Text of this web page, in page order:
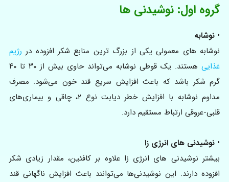
گروه اول: نوشیدنی‌ ها
• نوشابه
نوشابه‌ های معمولی یکی از بزرگ‌ ترین منابع شکر افزوده در رژیم
غذایی
هستند. یک قوطی نوشابه می‌تواند حاوی بیش از ۳۰ تا ۴۰
گرم شکر باشد که باعث افزایش سریع قند خون می‌شود. مصرف
مداوم نوشابه با افزایش خطر دیابت نوع ۲، چاقی و بیماری‌های
قلبی-عروقی ارتباط مستقیم دارد.
• نوشیدنی‌ های انرژی‌ زا
بیشتر نوشیدنی‌ های انرژی‌ زا علاوه بر کافئین، مقدار زیادی شکر
افزوده دارند. این نوشیدنی‌ها می‌توانند باعث افزایش ناگهانی قند